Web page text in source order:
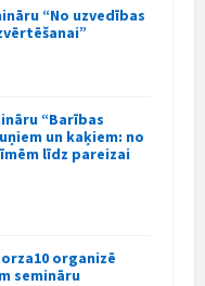
“No uzvedības
“Barības
un kaķiem: no
līdz pareizai
organizē
semināru